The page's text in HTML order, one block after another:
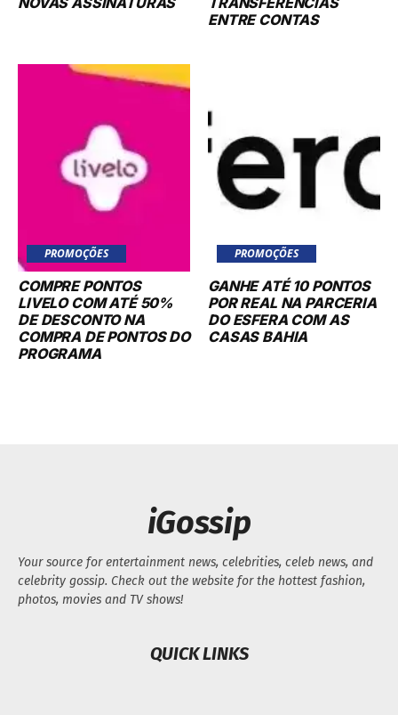
ENTRE CONTAS
PROMOÇÕES
COMPRE PONTOS
LIVELO COM ATÉ 50%
DE DESCONTO NA
COMPRA DE PONTOS DO
PROGRAMA
PROMOÇÕES
GANHE ATÉ 10 PONTOS
POR REAL NA PARCERIA
DO ESFERA COM AS
CASAS BAHIA
iGossip
Your source for entertainment news, celebrities, celeb news, and
celebrity gossip. Check out the website for the hottest fashion,
photos, movies and TV shows!
QUICK LINKS